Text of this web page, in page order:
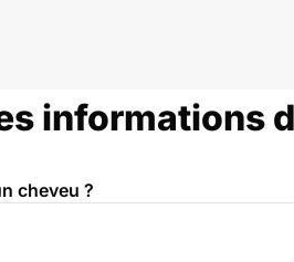
informations
cheveu ?